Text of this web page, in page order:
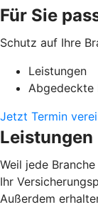
Für Sie
Schutz auf Ihre
Leistungen
Abgedeckte
Jetzt Termin
Leistungen
Weil jede
Ihr
Außerdem